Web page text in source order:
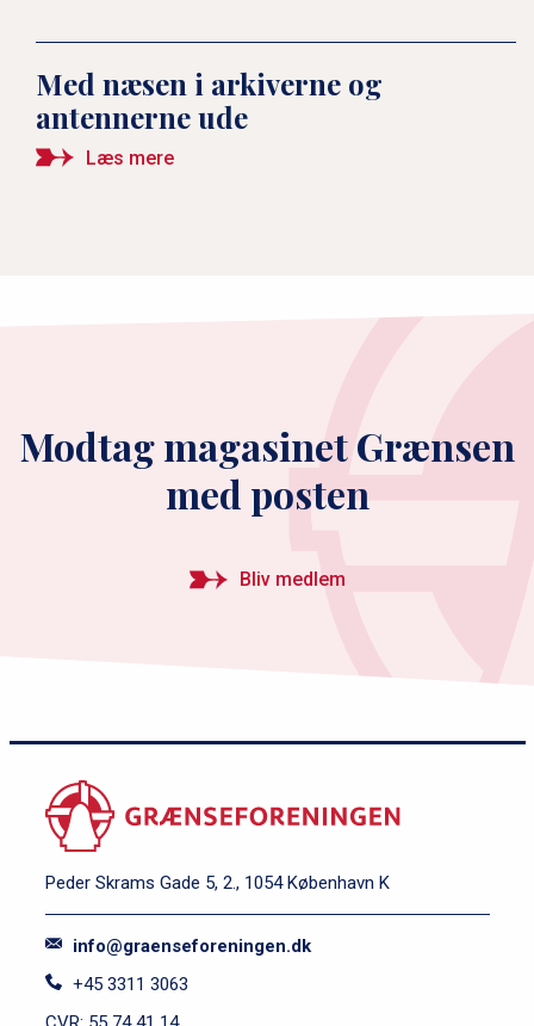
Med næsen i arkiverne og
antennerne ude
Læs mere
Modtag magasinet Grænsen
med posten
Bliv medlem
Peder Skrams Gade 5, 2., 1054 København K
info@graenseforeningen.dk
+45 3311 3063